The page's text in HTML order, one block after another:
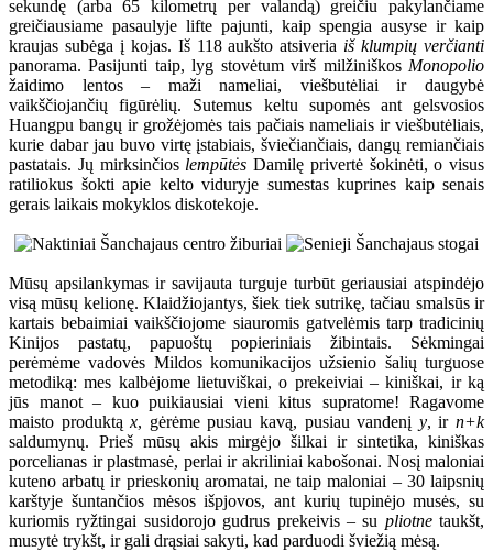
sekundę (arba 65 kilometrų per valandą) greičiu pakylančiame
greičiausiame pasaulyje lifte pajunti, kaip spengia ausyse ir kaip
kraujas subėga į kojas. Iš 118 aukšto atsiveria iš klumpių verčianti
panorama. Pasijunti taip, lyg stovėtum virš milžiniškos Monopolio
žaidimo lentos – maži nameliai, viešbutėliai ir daugybė
vaikščiojančių figūrėlių. Sutemus keltu supomės ant gelsvosios
Huangpu bangų ir grožėjomės tais pačiais nameliais ir viešbutėliais,
kurie dabar jau buvo virtę įstabiais, šviečiančiais, dangų remiančiais
pastatais. Jų mirksinčios lempūtės Damilę privertė šokinėti, o visus
ratiliokus šokti apie kelto viduryje sumestas kuprines kaip senais
gerais laikais mokyklos diskotekoje.
Mūsų apsilankymas ir savijauta turguje turbūt geriausiai atspindėjo
visą mūsų kelionę. Klaidžiojantys, šiek tiek sutrikę, tačiau smalsūs ir
kartais bebaimiai vaikščiojome siauromis gatvelėmis tarp tradicinių
Kinijos pastatų, papuoštų popieriniais žibintais. Sėkmingai
perėmėme vadovės Mildos komunikacijos užsienio šalių turguose
metodiką: mes kalbėjome lietuviškai, o prekeiviai – kiniškai, ir ką
jūs manot – kuo puikiausiai vieni kitus supratome! Ragavome
maisto produktąx, gėrėme pusiau kavą, pusiau vandenį y, irn+k
saldumynų. Prieš mūsų akis mirgėjo šilkai ir sintetika, kiniškas
porcelianas ir plastmasė, perlai ir akriliniai kabošonai. Nosį maloniai
kuteno arbatų ir prieskonių aromatai, ne taip maloniai – 30 laipsnių
karštyje šuntančios mėsos išpjovos, ant kurių tupinėjo musės, su
kuriomis ryžtingai susidorojo gudrus prekeivis – su pliotnetaukšt,
musytė trykšt, ir gali drąsiai sakyti, kad parduodi šviežią mėsą.